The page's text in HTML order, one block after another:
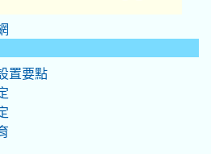
置要點